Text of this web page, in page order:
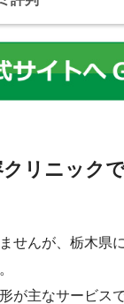
リニック
せんが、栃木県
が主なサービス